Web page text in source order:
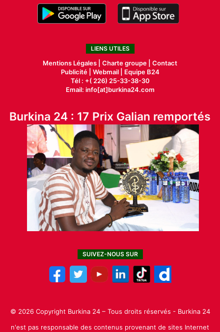
LIENS UTILES
Mentions Légales | Charte groupe | Contact
Publicité| Webmail |
Equipe B24
Tél : +( 226) 25-33-38-30
Email: info[at]burkina24.com
Burkina 24 : 17 Prix Galian remportés
SUIVEZ-NOUS SUR
© 2026 Copyright Burkina 24 – Tous droits réservés - Burkina 24
n'est pas responsable des contenus provenant de sites Internet